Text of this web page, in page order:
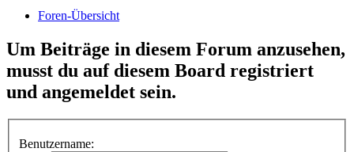
Foren-Übersicht
Um Beiträge in diesem Forum anzusehen,
musst du auf diesem Board registriert
und angemeldet sein.
Benutzername: